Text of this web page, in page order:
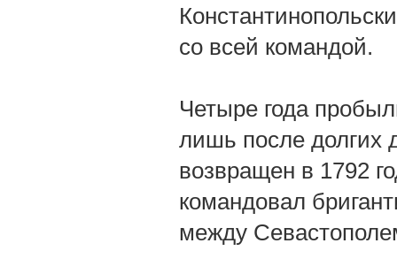
со всей командой.
Четыре года
лишь после долгих
возвращен в 1792
командовал
между